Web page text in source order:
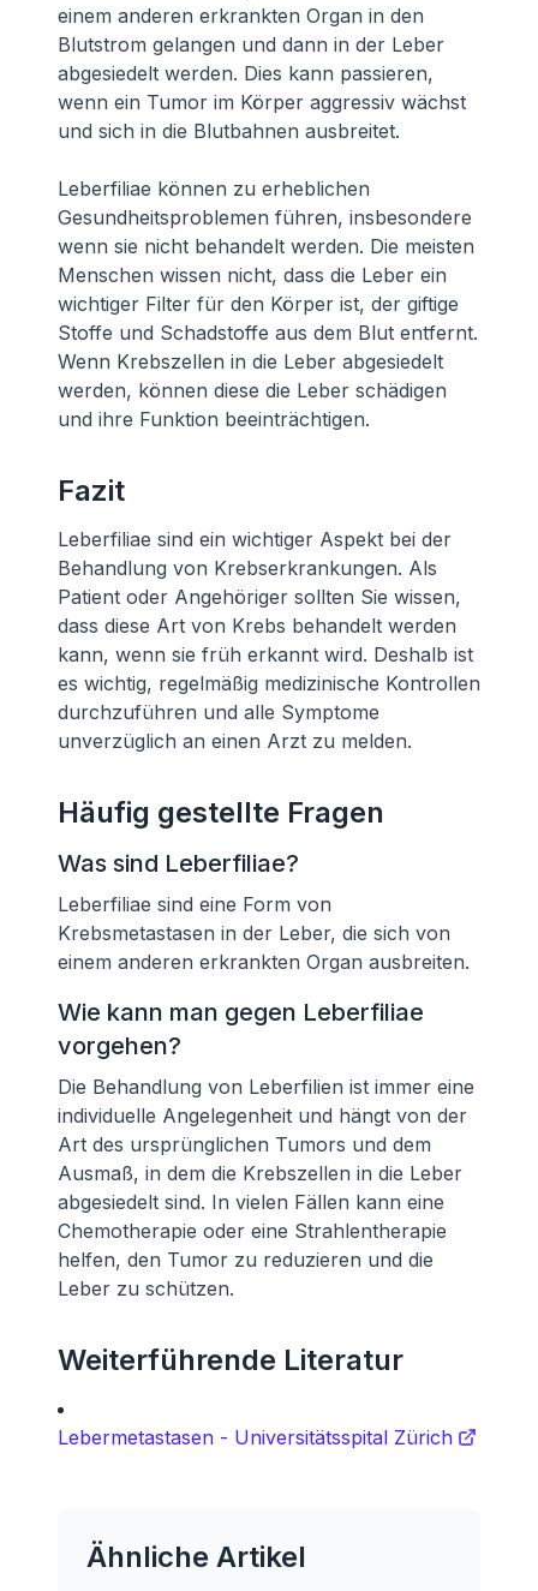
einem anderen erkrankten Organ in den
Blutstrom gelangen und dann in der Leber
abgesiedelt werden. Dies kann passieren,
wenn ein Tumor im Körper aggressiv wächst
und sich in die Blutbahnen ausbreitet.
Leberfiliae können zu erheblichen
Gesundheitsproblemen führen, insbesondere
wenn sie nicht behandelt werden. Die meisten
Menschen wissen nicht, dass die Leber ein
wichtiger Filter für den Körper ist, der giftige
Stoffe und Schadstoffe aus dem Blut entfernt.
Wenn Krebszellen in die Leber abgesiedelt
werden, können diese die Leber schädigen
und ihre Funktion beeinträchtigen.
Fazit
Leberfiliae sind ein wichtiger Aspekt bei der
Behandlung von Krebserkrankungen. Als
Patient oder Angehöriger sollten Sie wissen,
dass diese Art von Krebs behandelt werden
kann, wenn sie früh erkannt wird. Deshalb ist
es wichtig, regelmäßig medizinische Kontrollen
durchzuführen und alle Symptome
unverzüglich an einen Arzt zu melden.
Häufig gestellte Fragen
Was sind Leberfiliae?
Leberfiliae sind eine Form von
Krebsmetastasen in der Leber, die sich von
einem anderen erkrankten Organ ausbreiten.
Wie kann man gegen Leberfiliae
vorgehen?
Die Behandlung von Leberfilien ist immer eine
individuelle Angelegenheit und hängt von der
Art des ursprünglichen Tumors und dem
Ausmaß, in dem die Krebszellen in die Leber
abgesiedelt sind. In vielen Fällen kann eine
Chemotherapie oder eine Strahlentherapie
helfen, den Tumor zu reduzieren und die
Leber zu schützen.
Weiterführende Literatur
Lebermetastasen - Universitätsspital Zürich
Ähnliche Artikel